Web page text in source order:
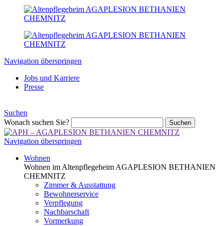
Navigation überspringen
Jobs und Karriere
Presse
Suchen
Wonach suchen Sie?
Suchen
Navigation überspringen
Wohnen
Wohnen im Altenpflegeheim AGAPLESION BETHANIEN
CHEMNITZ
Zimmer & Ausstattung
Bewohnerservice
Verpflegung
Nachbarschaft
Vormerkung